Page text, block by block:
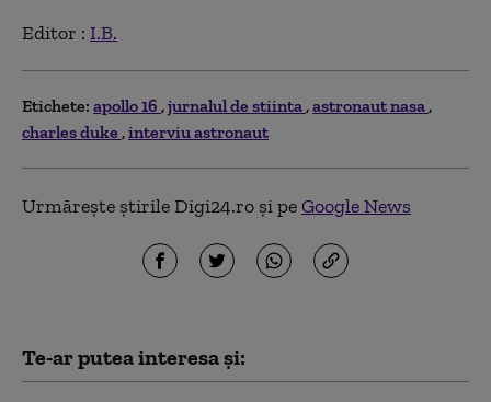
Editor : I.B.
Etichete: apollo 16 jurnalul de stiinta astronaut nasa
charles duke interviu astronaut
Urmărește știrile Digi24.ro și peGoogle News
Te-ar putea interesa și: